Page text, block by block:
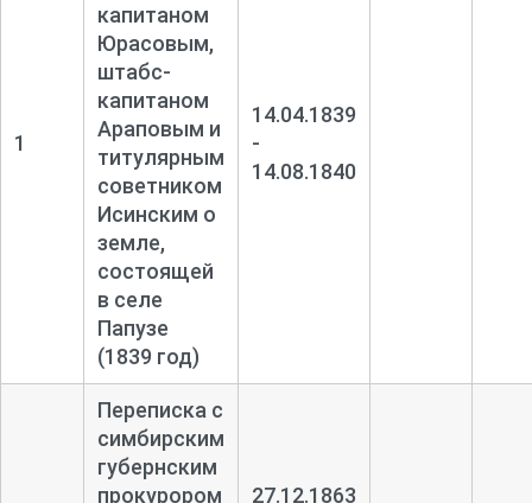
1
капитаном
Юрасовым,
штабс-
капитаном
Араповым и
титулярным
советником
Исинским о
земле,
состоящей
в селе
Папузе
(1839 год)
14.04.1839
-
14.08.1840
Переписка с
симбирским
губернским
прокурором
27.12.1863